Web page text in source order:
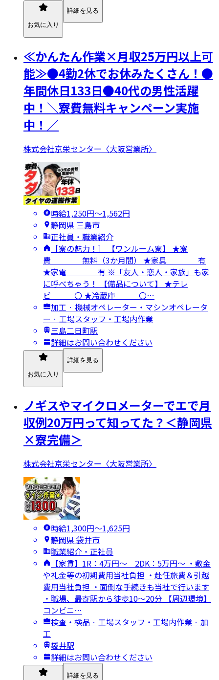
お気に入り
詳細を見る
≪かんたん作業×月収25万円以上可
能≫●4勤2休でお休みたくさん！●
年間休日133日●40代の男性活躍
中！＼寮費無料キャンペーン実施
中！／
株式会社京栄センター〈大阪営業所〉
時給1,250円〜1,562円
静岡県 三島市
正社員・職業紹介
［寮の魅力！］ 【ワンルーム寮】 ★寮
費 無料（3か月間） ★家具 有
★家電 有 ※「友人・恋人・家族」も家
に呼べちゃう！ 【備品について】 ★テレ
ビ 〇 ★冷蔵庫 〇…
加工 · 機械オペレーター・マシンオペレータ
ー · 工場スタッフ・工場内作業
三島二日町駅
詳細はお問い合わせください
お気に入り
詳細を見る
ノギスやマイクロメーターでエで月
収例20万円って知ってた？＜静岡県
×寮完備＞
株式会社京栄センター〈大阪営業所〉
時給1,300円〜1,625円
静岡県 袋井市
職業紹介・正社員
【家賃】1R：4万円～ 2DK：5万円～ ・敷金
や礼金等の初期費用当社負担 ・赴任旅費＆引越
費用当社負担 ・面倒な手続きも当社で行います
・職場、最寄駅から徒歩10～20分 【周辺環境】
コンビニ…
検査・検品 · 工場スタッフ・工場内作業 · 加
工
袋井駅
詳細はお問い合わせください
詳細を見る